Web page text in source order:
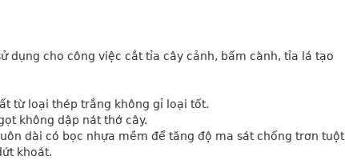
dụng cho công việc cắt tỉa cây cảnh, bấm cành, tỉa lá tạo
từ loại thép trắng không gỉ loại tốt.
không dập nát thớ cây.
dài có bọc nhựa mềm để tăng độ ma sát chống trơn tuột
khoát.